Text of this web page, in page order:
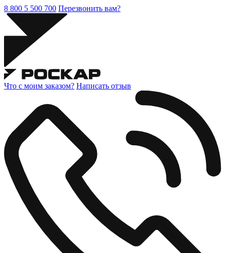
8 800 5 500 700 Перезвонить вам?
Что с моим заказом? Написать отзыв